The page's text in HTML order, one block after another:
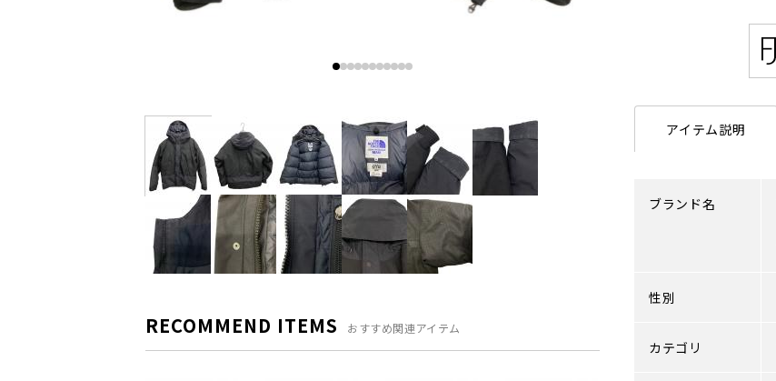
RECOMMEND ITEMS おすすめ関連アイテム
アイテム説明
ブランド名
性別
カテゴリ